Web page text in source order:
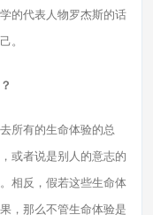
的代表人物罗杰斯的话
。
所有的生命体验的总
或者说是别人的意志的
相反，假若这些生命体
，那么不管生命体验是